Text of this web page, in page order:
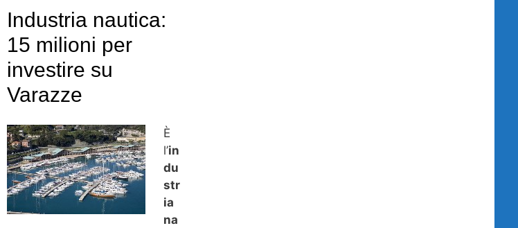
Industria nautica:
15 milioni per
investire su
Varazze
È
l’in
du
str
ia
na